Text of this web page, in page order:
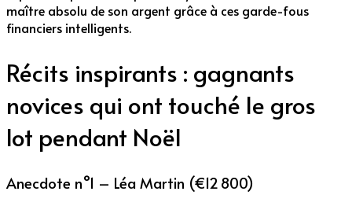
maître absolu de son argent grâce à ces garde-fous
financiers intelligents.
Récits inspirants : gagnants
novices qui ont touché le gros
lot pendant Noël
Anecdote n°1 – Léa Martin (€12 800)